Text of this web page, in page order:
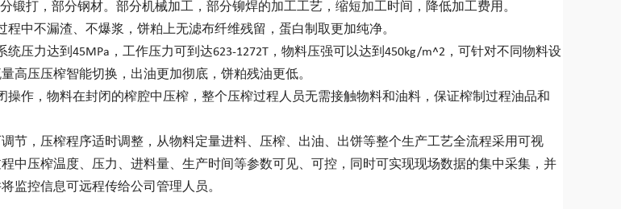
锻打，部分钢材。部分机械加工，部分铆焊的加工工艺，缩短加工时间，降低加工费用。
中不漏渣、不爆浆，饼粕上无滤布纤维残留，蛋白制取更加纯净。
压力达到45MPa，工作压力可到达623-1272T，物料压强可以达到450kg/m^2，可针对不同物料设
高压压榨智能切换，出油更加彻底，饼粕残油更低。
操作，物料在封闭的榨腔中压榨，整个压榨过程人员无需接触物料和油料，保证榨制过程油品和
节，压榨程序适时调整，从物料定量进料、压榨、出油、出饼等整个生产工艺全流程采用可视
中压榨温度、压力、进料量、生产时间等参数可见、可控，同时可实现现场数据的集中采集，并
监控信息可远程传给公司管理人员。